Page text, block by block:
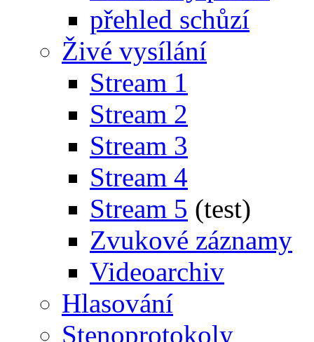
přehled schůzí
Živé vysílání
Stream 1
Stream 2
Stream 3
Stream 4
Stream 5 (test)
Zvukové záznamy
Videoarchiv
Hlasování
Stenoprotokoly